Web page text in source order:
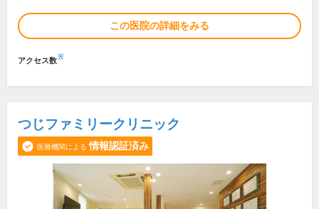
この医院の詳細をみる
アクセス数※
つじファミリークリニック
医療機関による 情報認証済み